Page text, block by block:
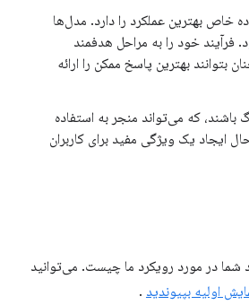
بهترین عملکرد را دارد. مدل‌ها
خود را به مراحل هدفمند
بهترین پاسخ ممکن را ارائه
که می‌تواند منجر به استفاده
ایجاد یک ویژگی مفید برای کاربران
شما در مورد رویکرد ما چیست. می‌توانید
اولیه بپیوندید .